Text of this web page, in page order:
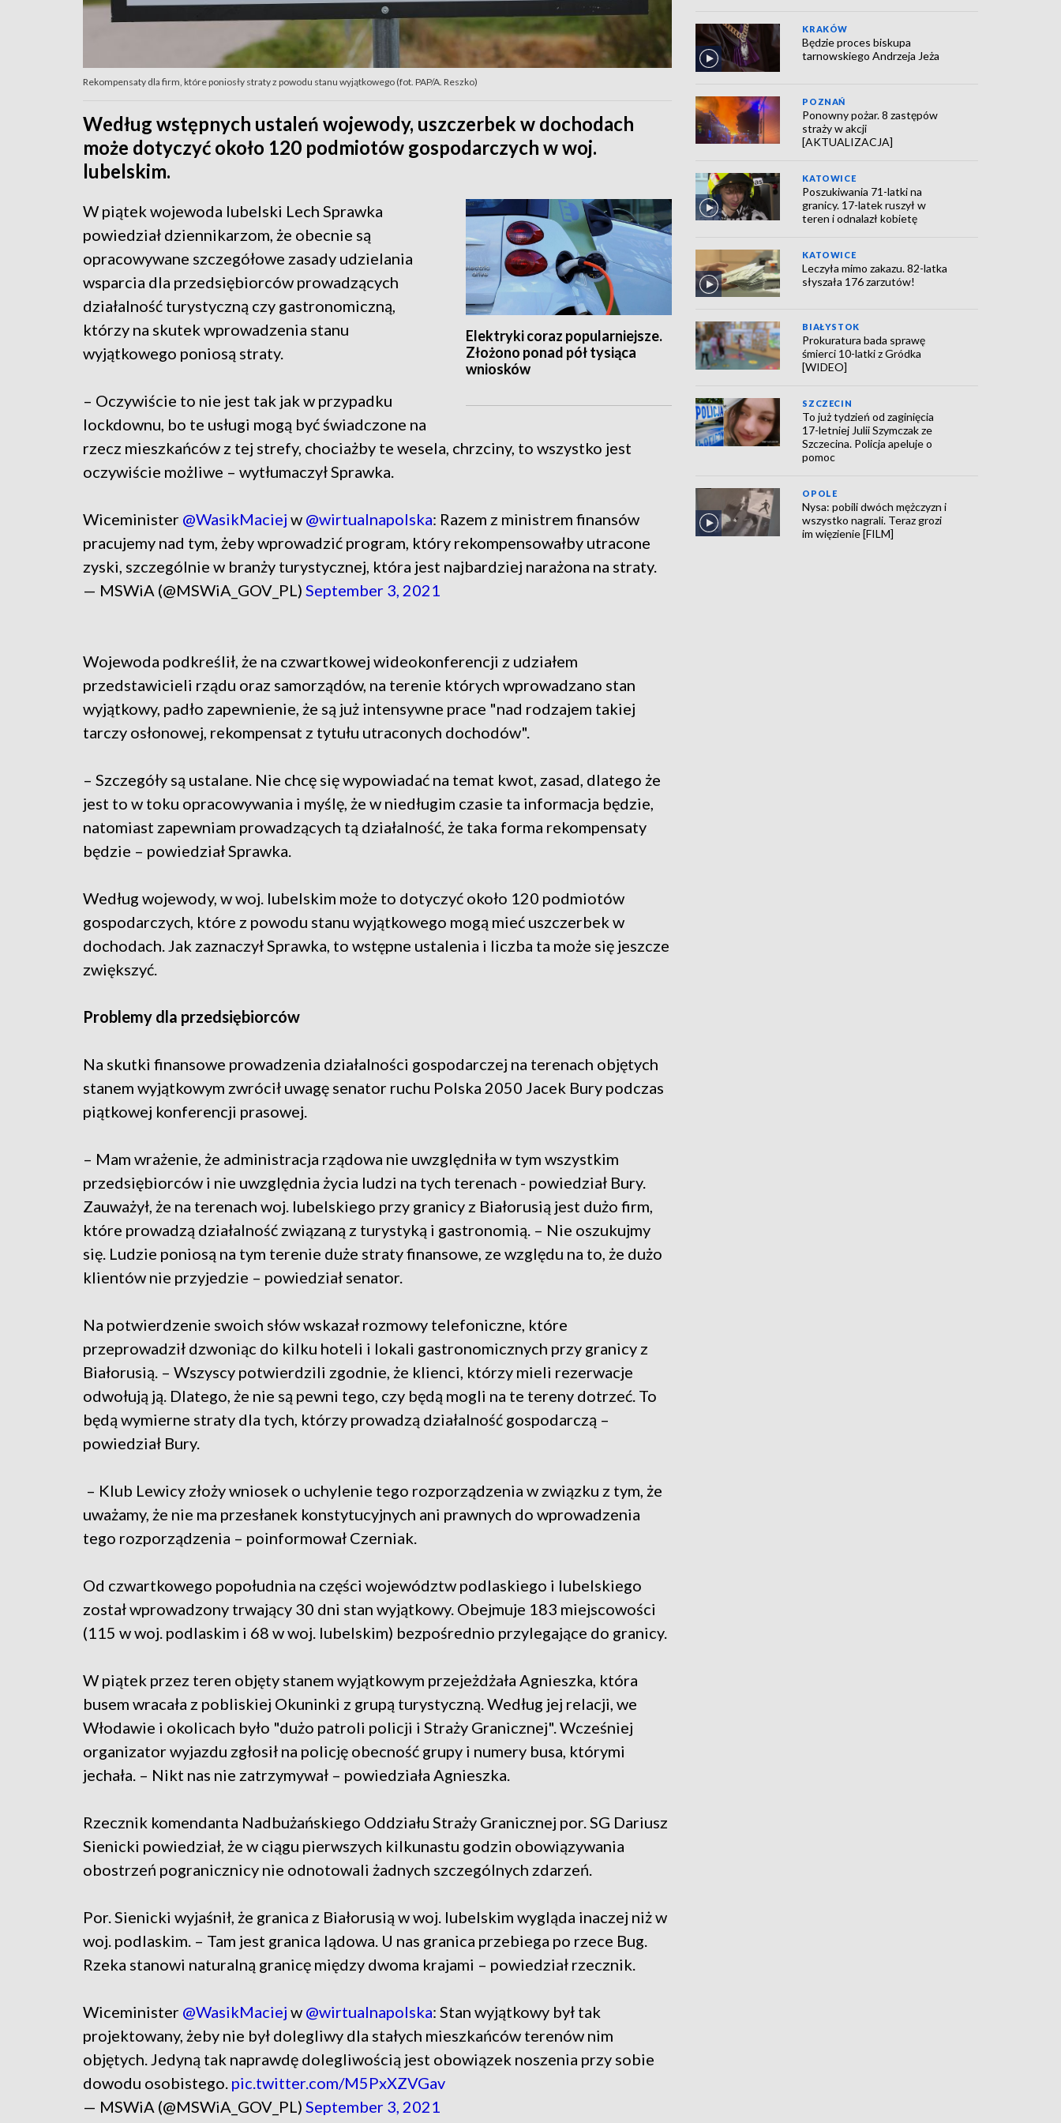
Rekompensaty dla firm, które poniosły straty z powodu stanu wyjątkowego (fot. PAP/A. Reszko)
Według wstępnych ustaleń wojewody, uszczerbek w dochodach
może dotyczyć około 120 podmiotów gospodarczych w woj.
lubelskim.
Elektryki coraz popularniejsze.
Złożono ponad pół tysiąca
wniosków
W piątek wojewoda lubelski Lech Sprawka
powiedział dziennikarzom, że obecnie są
opracowywane szczegółowe zasady udzielania
wsparcia dla przedsiębiorców prowadzących
działalność turystyczną czy gastronomiczną,
którzy na skutek wprowadzenia stanu
wyjątkowego poniosą straty.
– Oczywiście to nie jest tak jak w przypadku
lockdownu, bo te usługi mogą być świadczone na
rzecz mieszkańców z tej strefy, chociażby te wesela, chrzciny, to wszystko jest
oczywiście możliwe – wytłumaczył Sprawka.
Wiceminister @WasikMaciej w @wirtualnapolska: Razem z ministrem finansów
pracujemy nad tym, żeby wprowadzić program, który rekompensowałby utracone
zyski, szczególnie w branży turystycznej, która jest najbardziej narażona na straty.
— MSWiA (@MSWiA_GOV_PL) September 3, 2021
Wojewoda podkreślił, że na czwartkowej wideokonferencji z udziałem
przedstawicieli rządu oraz samorządów, na terenie których wprowadzano stan
wyjątkowy, padło zapewnienie, że są już intensywne prace "nad rodzajem takiej
tarczy osłonowej, rekompensat z tytułu utraconych dochodów".
– Szczegóły są ustalane. Nie chcę się wypowiadać na temat kwot, zasad, dlatego że
jest to w toku opracowywania i myślę, że w niedługim czasie ta informacja będzie,
natomiast zapewniam prowadzących tą działalność, że taka forma rekompensaty
będzie – powiedział Sprawka.
Według wojewody, w woj. lubelskim może to dotyczyć około 120 podmiotów
gospodarczych, które z powodu stanu wyjątkowego mogą mieć uszczerbek w
dochodach. Jak zaznaczył Sprawka, to wstępne ustalenia i liczba ta może się jeszcze
zwiększyć.
Problemy dla przedsiębiorców
Na skutki finansowe prowadzenia działalności gospodarczej na terenach objętych
stanem wyjątkowym zwrócił uwagę senator ruchu Polska 2050 Jacek Bury podczas
piątkowej konferencji prasowej.
– Mam wrażenie, że administracja rządowa nie uwzględniła w tym wszystkim
przedsiębiorców i nie uwzględnia życia ludzi na tych terenach - powiedział Bury.
Zauważył, że na terenach woj. lubelskiego przy granicy z Białorusią jest dużo firm,
które prowadzą działalność związaną z turystyką i gastronomią. – Nie oszukujmy
się. Ludzie poniosą na tym terenie duże straty finansowe, ze względu na to, że dużo
klientów nie przyjedzie – powiedział senator.
Na potwierdzenie swoich słów wskazał rozmowy telefoniczne, które
przeprowadził dzwoniąc do kilku hoteli i lokali gastronomicznych przy granicy z
Białorusią. – Wszyscy potwierdzili zgodnie, że klienci, którzy mieli rezerwacje
odwołują ją. Dlatego, że nie są pewni tego, czy będą mogli na te tereny dotrzeć. To
będą wymierne straty dla tych, którzy prowadzą działalność gospodarczą –
powiedział Bury.
– Klub Lewicy złoży wniosek o uchylenie tego rozporządzenia w związku z tym, że
uważamy, że nie ma przesłanek konstytucyjnych ani prawnych do wprowadzenia
tego rozporządzenia – poinformował Czerniak.
Od czwartkowego popołudnia na części województw podlaskiego i lubelskiego
został wprowadzony trwający 30 dni stan wyjątkowy. Obejmuje 183 miejscowości
(115 w woj. podlaskim i 68 w woj. lubelskim) bezpośrednio przylegające do granicy.
W piątek przez teren objęty stanem wyjątkowym przejeżdżała Agnieszka, która
busem wracała z pobliskiej Okuninki z grupą turystyczną. Według jej relacji, we
Włodawie i okolicach było "dużo patroli policji i Straży Granicznej". Wcześniej
organizator wyjazdu zgłosił na policję obecność grupy i numery busa, którymi
jechała. – Nikt nas nie zatrzymywał – powiedziała Agnieszka.
Rzecznik komendanta Nadbużańskiego Oddziału Straży Granicznej por. SG Dariusz
Sienicki powiedział, że w ciągu pierwszych kilkunastu godzin obowiązywania
obostrzeń pogranicznicy nie odnotowali żadnych szczególnych zdarzeń.
Por. Sienicki wyjaśnił, że granica z Białorusią w woj. lubelskim wygląda inaczej niż w
woj. podlaskim. – Tam jest granica lądowa. U nas granica przebiega po rzece Bug.
Rzeka stanowi naturalną granicę między dwoma krajami – powiedział rzecznik.
Wiceminister @WasikMaciej w @wirtualnapolska: Stan wyjątkowy był tak
projektowany, żeby nie był dolegliwy dla stałych mieszkańców terenów nim
objętych. Jedyną tak naprawdę dolegliwością jest obowiązek noszenia przy sobie
dowodu osobistego. pic.twitter.com/M5PxXZVGav
— MSWiA (@MSWiA_GOV_PL) September 3, 2021
KRAKÓW
Będzie proces biskupa
tarnowskiego Andrzeja Jeża
POZNAŃ
Ponowny pożar. 8 zastępów
straży w akcji
[AKTUALIZACJA]
KATOWICE
Poszukiwania 71-latki na
granicy. 17-latek ruszył w
teren i odnalazł kobietę
KATOWICE
Leczyła mimo zakazu. 82-latka
słyszała 176 zarzutów!
BIAŁYSTOK
Prokuratura bada sprawę
śmierci 10-latki z Gródka
[WIDEO]
SZCZECIN
To już tydzień od zaginięcia
17-letniej Julii Szymczak ze
Szczecina. Policja apeluje o
pomoc
OPOLE
Nysa: pobili dwóch mężczyzn i
wszystko nagrali. Teraz grozi
im więzienie [FILM]